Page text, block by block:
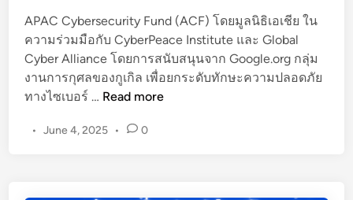
i
n
APAC Cybersecurity Fund (ACF) โดยมูลนิธิเอเชีย ใน
ความร่วมมือกับ CyberPeace Institute และ Global
Cyber Alliance โดยการสนับสนุนจาก Google.org กลุ่ม
งานการกุศลของกูเกิล เพื่อยกระดับทักษะความปลอดภัย
ทางไซเบอร์ … ห้
ง
Read more
• June 4, 2025 • 0